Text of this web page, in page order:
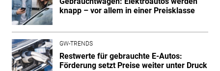
knapp – vor allem in einer Preisklasse
GW-TRENDS
Restwerte für gebrauchte E-Autos:
Förderung setzt Preise weiter unter Druck